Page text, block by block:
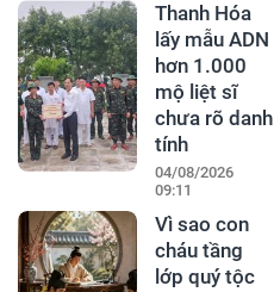
Thanh Hóa
lấy mẫu ADN
hơn 1.000
mộ liệt sĩ
chưa rõ danh
tính
04/08/2026
09:11
Vì sao con
cháu tầng
lớp quý tộc